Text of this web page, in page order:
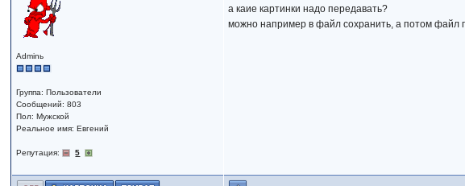
Adminь
Группа: Пользователи
Сообщений: 803
Пол: Мужской
Реальное имя: Евгений
Репутация: 5
а каие картинки надо передавать?
можно например в файл сохранить, а потом файл